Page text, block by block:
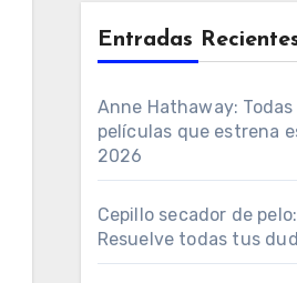
Entradas
Anne Hathaway: Todas
películas que estrena
2026
Cepillo secador de pelo:
Resuelve todas tus